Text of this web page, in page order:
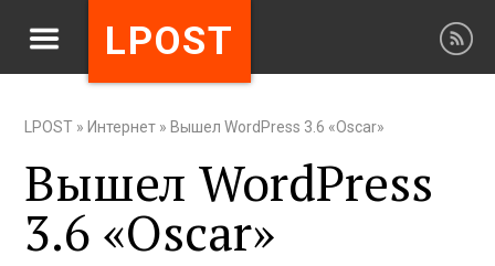
LPOST
LPOST » Интернет » Вышел WordPress 3.6 «Oscar»
Вышел WordPress
3.6 «Oscar»